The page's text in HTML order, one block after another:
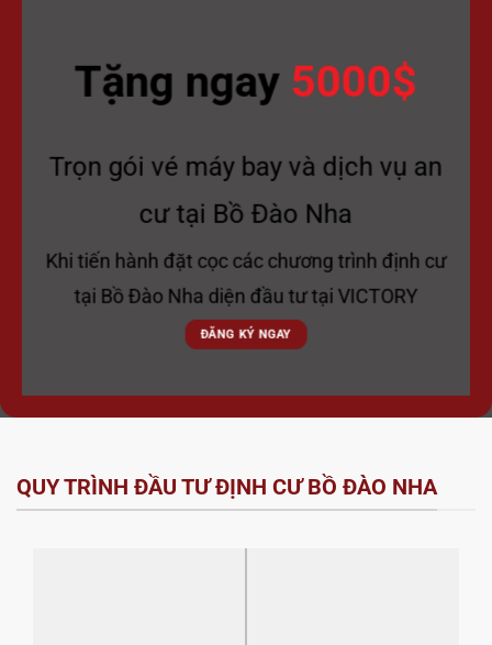
Tặng ngay 5000$
Trọn gói vé máy bay và dịch vụ an
cư tại Bồ Đào Nha
Khi tiến hành đặt cọc các chương trình định cư
tại Bồ Đào Nha diện đầu tư tại VICTORY
ĐĂNG KÝ NGAY
QUY TRÌNH ĐẦU TƯ ĐỊNH CƯ BỒ ĐÀO NHA